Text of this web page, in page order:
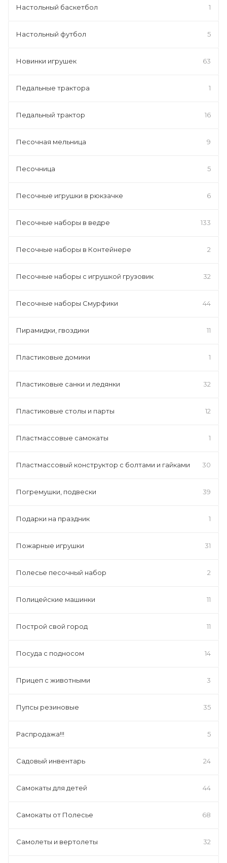
Настольный баскетбол 1
Настольный футбол 5
Новинки игрушек 63
Педальные трактора 1
Педальный трактор 16
Песочная мельница 9
Песочница 5
Песочные игрушки в рюкзачке 6
Песочные наборы в ведре 133
Песочные наборы в Контейнере 2
Песочные наборы с игрушкой грузовик 32
Песочные наборы Смурфики 44
Пирамидки, гвоздики 11
Пластиковые домики 1
Пластиковые санки и ледянки 32
Пластиковые столы и парты 12
Пластмассовые самокаты 1
Пластмассовый конструктор с болтами и гайками 30
Погремушки, подвески 39
Подарки на праздник 1
Пожарные игрушки 31
Полесье песочный набор 2
Полицейские машинки 11
Построй свой город 11
Посуда с подносом 14
Прицеп с животными 3
Пупсы резиновые 35
Распродажа!!! 5
Садовый инвентарь 24
Самокаты для детей 44
Самокаты от Полесье 68
Самолеты и вертолеты 32